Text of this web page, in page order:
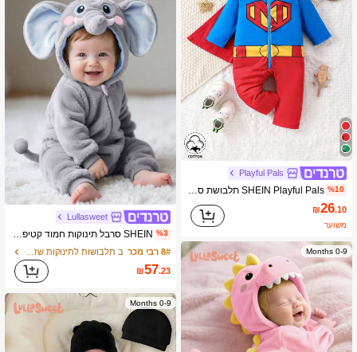
Playful Pals
%10 SHEIN Playful Pals תלבושת סרבל עם שרוולים ארוכים עם רוכסן לתינוק
₪26.10
משוער
0-9 Months
Lullasweet
%3 SHEIN סרבל תינוקות חמוד קטיפה תלת מימד עם אוזני דוב וצווארון שרוולים ארוכים
8# רבי מכר
₪57.23
0-9 Months